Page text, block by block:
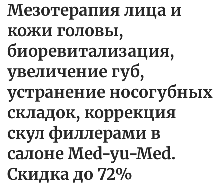
Мезотерапия лица и
кожи головы,
биоревитализация,
увеличение губ,
устранение носогубных
складок, коррекция
скул филлерами в
салоне Med-yu-Med.
Скидка до 72%